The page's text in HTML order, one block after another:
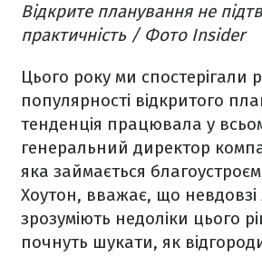
Відкрите планування не
практичність / Фото Insider
Цього року ми спостерігали
популярності відкритого
тенденція працювала у
генеральний директор
яка займається
Хоутон, вважає, що
зрозуміють недоліки цього
почнуть шукати, як